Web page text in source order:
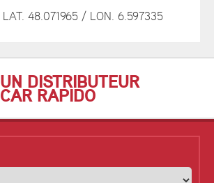
LAT. 48.071965 / LON. 6.597335
DISTRIBUTEUR
RAPIDO